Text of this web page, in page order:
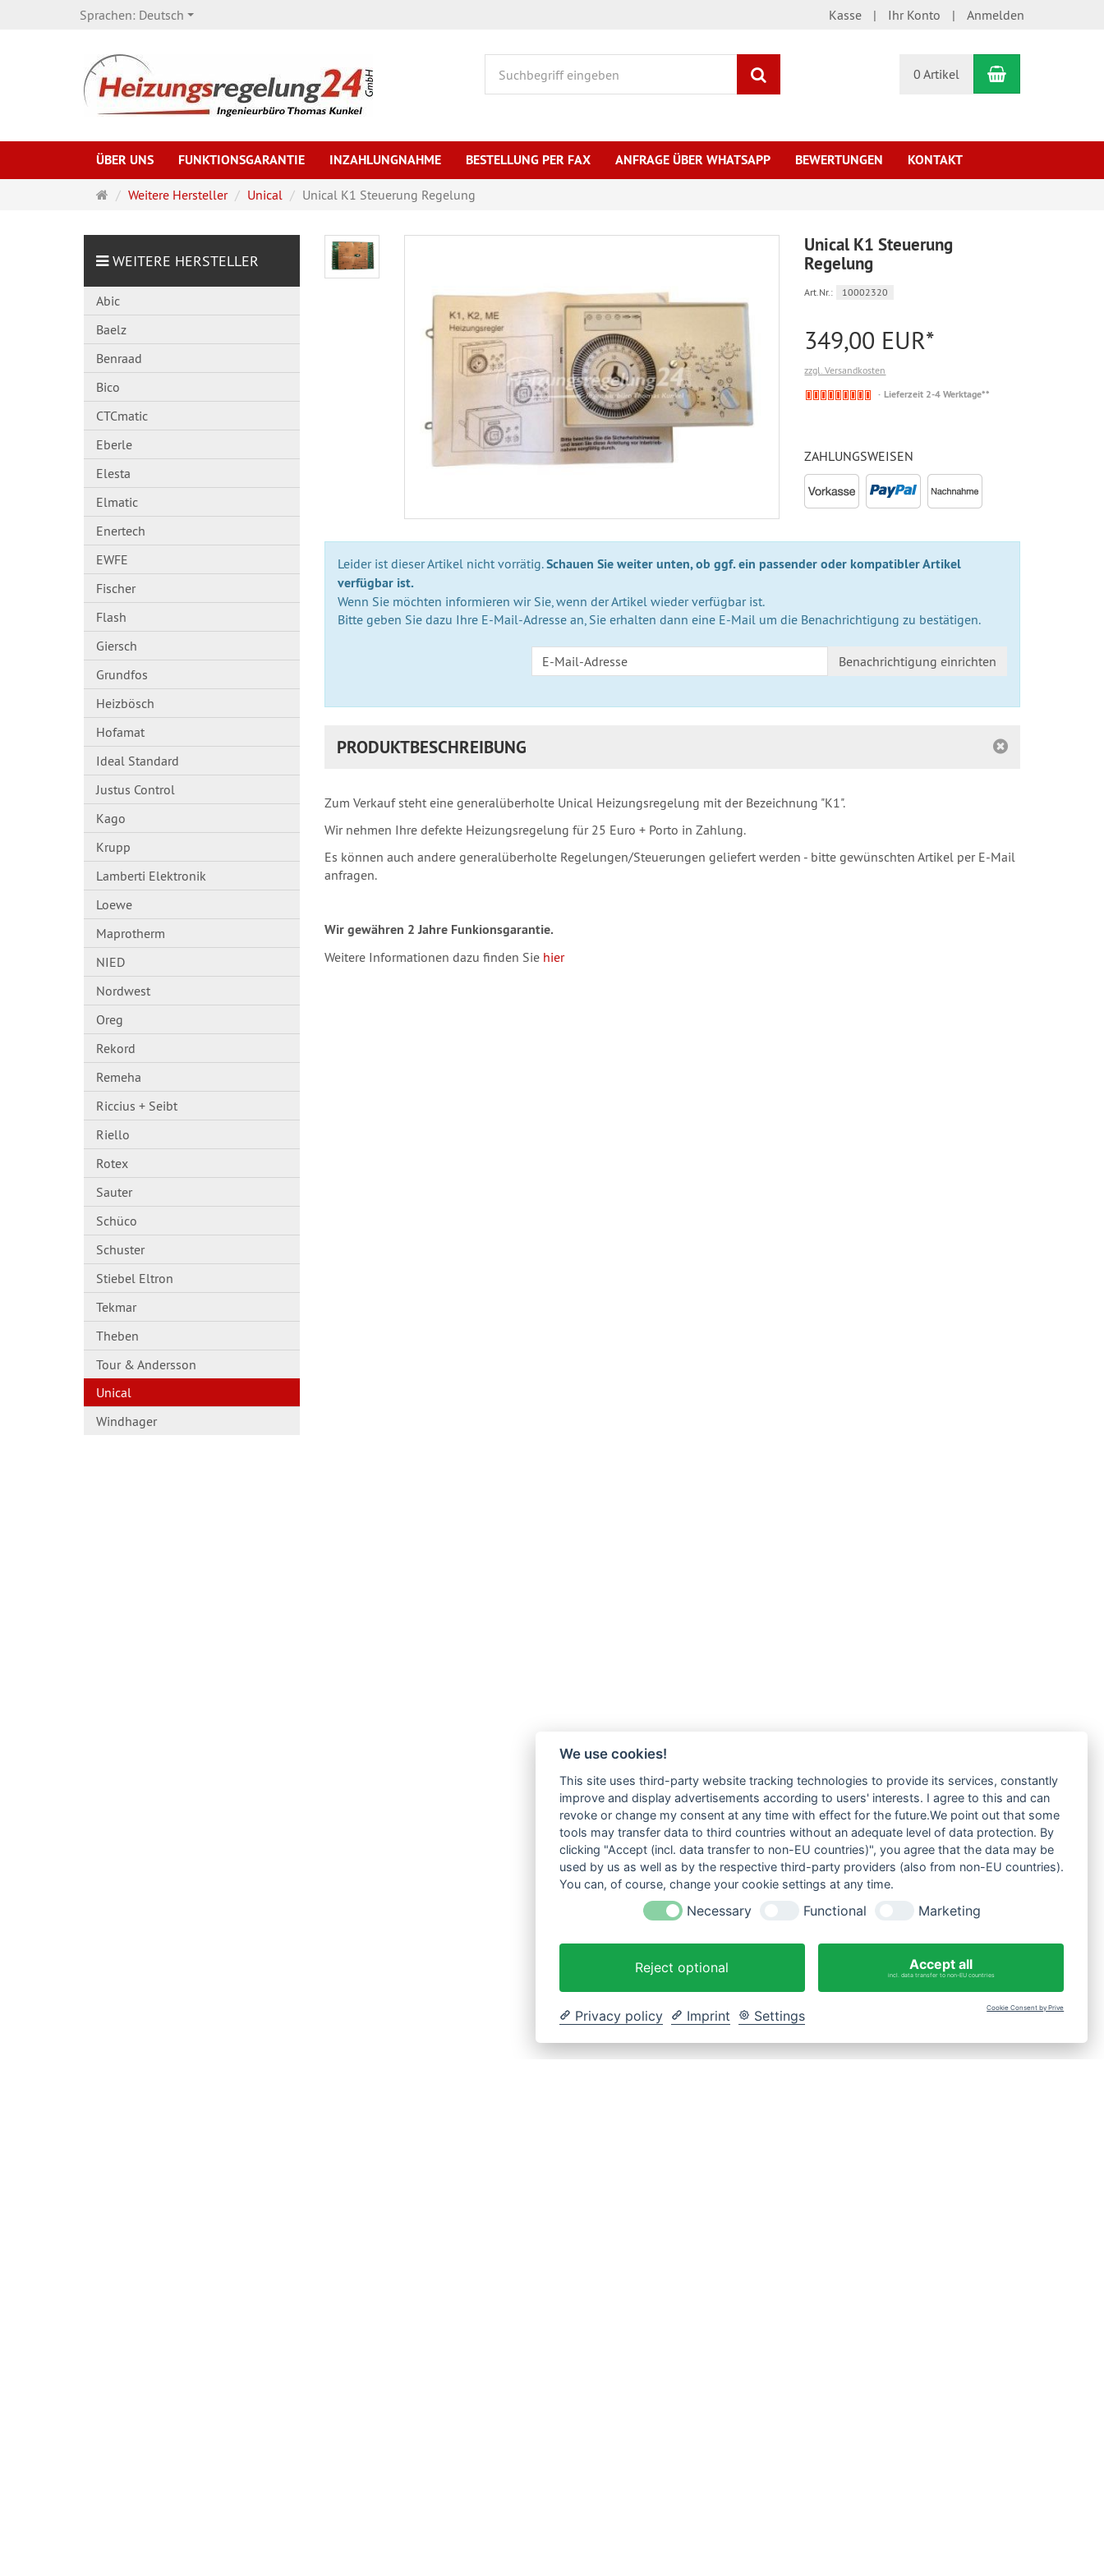
Sprachen: Deutsch Kasse Ihr Konto Anmelden
0 Artikel Warenkorb
ÜBER UNS FUNKTIONSGARANTIE INZAHLUNGNAHME BESTELLUNG PER FAX ANFRAGE ÜBER WHATSAPP BEWERTUNGEN KONTAKT
Startseite
Weitere Hersteller Unical Unical K1 Steuerung Regelung
Unical K1 Steuerung
Regelung
Art.Nr.: 10002320
349,00 EUR*
zzgl. Versandkosten
Nicht
Lieferzeit 2-4 Werktage**
ZAHLUNGSWEISEN
Leider ist dieser Artikel nicht vorrätig.Schauen Sie weiter unten, ob ggf. ein passender oder kompatibler Artikel
verfügbar ist.
Wenn Sie möchten informieren wir Sie, wenn der Artikel wieder verfügbar ist.
Bitte geben Sie dazu Ihre E-Mail-Adresse an, Sie erhalten dann eine E-Mail um die Benachrichtigung zu bestätigen.
Benachrichtigung einrichten
PRODUKTBESCHREIBUNG
Zum Verkauf steht eine generalüberholte Unical Heizungsregelung mit der Bezeichnung "K1".
Wir nehmen Ihre defekte Heizungsregelung für 25 Euro + Porto in Zahlung.
Es können auch andere generalüberholte Regelungen/Steuerungen geliefert werden - bitte gewünschten Artikel per E-Mail
anfragen.
Wir gewähren 2 Jahre Funkionsgarantie.
Weitere Informationen dazu finden Sie hier
WEITERE HERSTELLER
Abic
Baelz
Benraad
Bico
CTCmatic
Eberle
Elesta
Elmatic
Enertech
EWFE
Fischer
Flash
Giersch
Grundfos
Heizbösch
Hofamat
Ideal Standard
Justus Control
Kago
Krupp
Lamberti Elektronik
Loewe
Maprotherm
NIED
Nordwest
Oreg
Rekord
Remeha
Riccius + Seibt
Riello
Rotex
Sauter
Schüco
Schuster
Stiebel Eltron
Tekmar
Theben
Tour & Andersson
Unical
Windhager
We use cookies!
This site uses third-party website tracking technologies to provide its services, constantly
improve and display advertisements according to users' interests. I agree to this and can
revoke or change my consent at any time with effect for the future.We point out that some
tools may transfer data to third countries without an adequate level of data protection. By
clicking "Accept (incl. data transfer to non-EU countries)", you agree that the data may be
used by us as well as by the respective third-party providers (also from non-EU countries).
You can, of course, change your cookie settings at any time.
Necessary Functional Marketing
Reject optional Accept all
incl. data transfer to non-EU countries
Privacy policy Imprint Settings Cookie Consent by Prive
Fragen?
WhatsApp-Nachricht an 0175 3269620